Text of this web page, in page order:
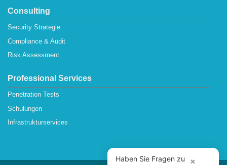
Consulting
Security Strategie
Compliance & Audit
Risk Assessment
Professional Services
Penetration Tests
Schulungen
Infrastrukturservices
Haben Sie Fragen zu
×